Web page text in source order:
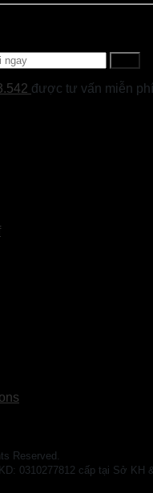
được tư vấn miễn phí
Reserved.
0310277812 cấp tại Sở